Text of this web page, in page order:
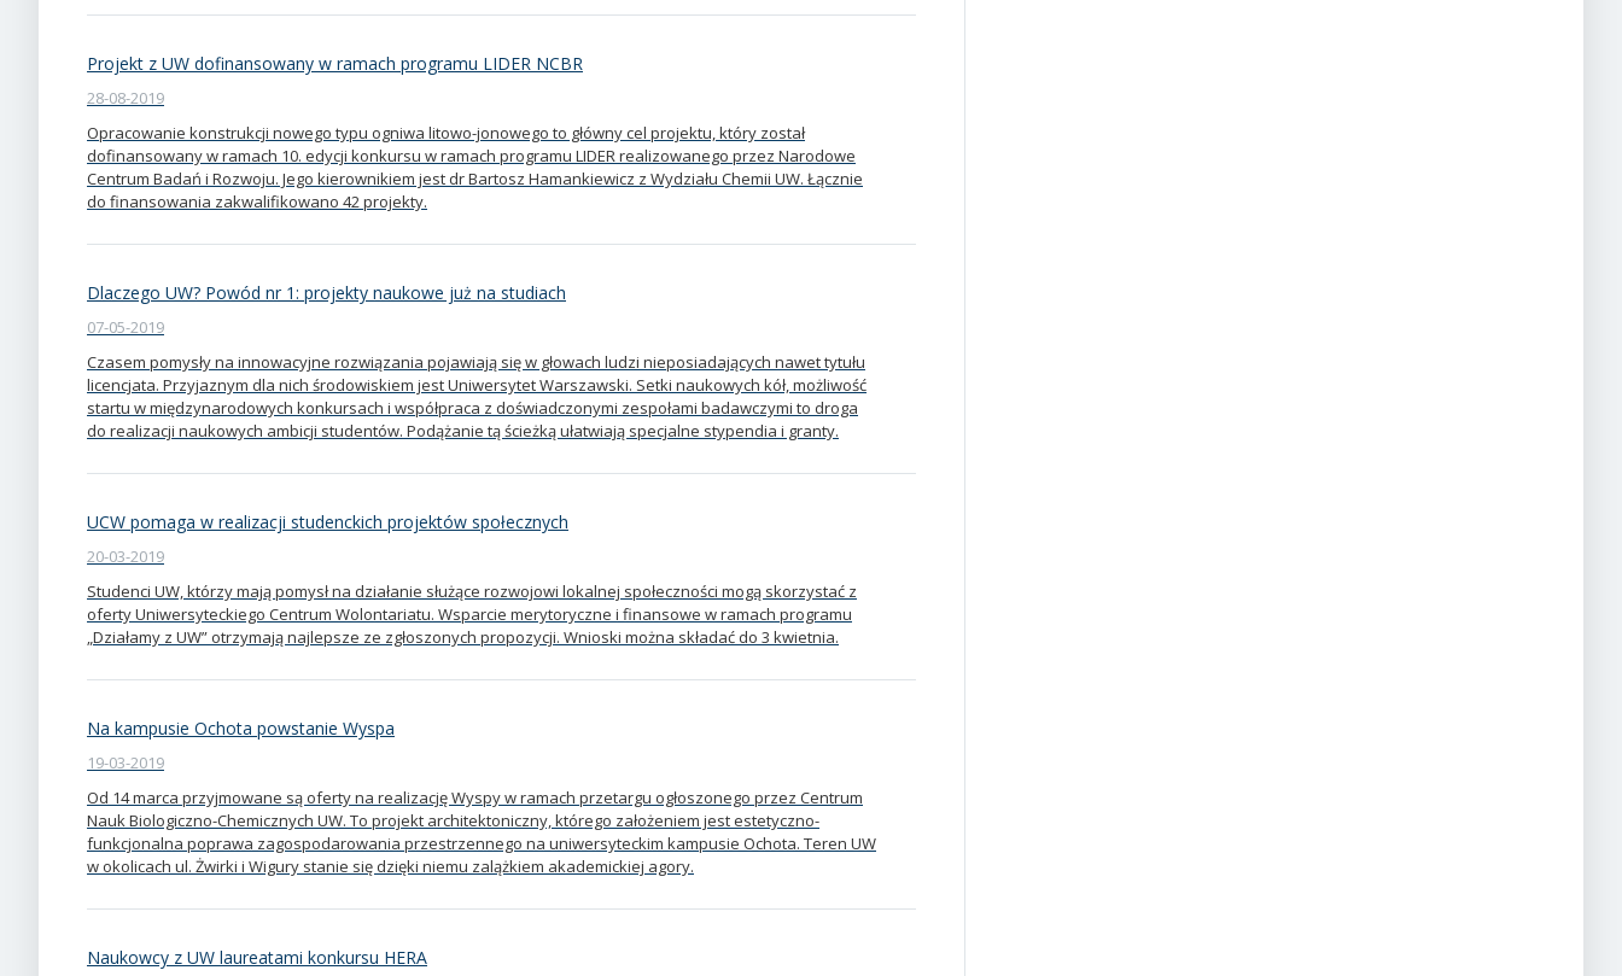
Projekt z UW dofinansowany w ramach programu LIDER NCBR
28-08-2019
Opracowanie konstrukcji nowego typu ogniwa litowo-jonowego to główny cel projektu, który został
dofinansowany w ramach 10. edycji konkursu w ramach programu LIDER realizowanego przez Narodowe
Centrum Badań i Rozwoju. Jego kierownikiem jest dr Bartosz Hamankiewicz z Wydziału Chemii UW. Łącznie
do finansowania zakwalifikowano 42 projekty.
Dlaczego UW? Powód nr 1: projekty naukowe już na studiach
07-05-2019
Czasem pomysły na innowacyjne rozwiązania pojawiają się w głowach ludzi nieposiadających nawet tytułu
licencjata. Przyjaznym dla nich środowiskiem jest Uniwersytet Warszawski. Setki naukowych kół, możliwość
startu w międzynarodowych konkursach i współpraca z doświadczonymi zespołami badawczymi to droga
do realizacji naukowych ambicji studentów. Podążanie tą ścieżką ułatwiają specjalne stypendia i granty.
UCW pomaga w realizacji studenckich projektów społecznych
20-03-2019
Studenci UW, którzy mają pomysł na działanie służące rozwojowi lokalnej społeczności mogą skorzystać z
oferty Uniwersyteckiego Centrum Wolontariatu. Wsparcie merytoryczne i finansowe w ramach programu
„Działamy z UW” otrzymają najlepsze ze zgłoszonych propozycji. Wnioski można składać do 3 kwietnia.
Na kampusie Ochota powstanie Wyspa
19-03-2019
Od 14 marca przyjmowane są oferty na realizację Wyspy w ramach przetargu ogłoszonego przez Centrum
Nauk Biologiczno-Chemicznych UW. To projekt architektoniczny, którego założeniem jest estetyczno-
funkcjonalna poprawa zagospodarowania przestrzennego na uniwersyteckim kampusie Ochota. Teren UW
w okolicach ul. Żwirki i Wigury stanie się dzięki niemu zalążkiem akademickiej agory.
Naukowcy z UW laureatami konkursu HERA